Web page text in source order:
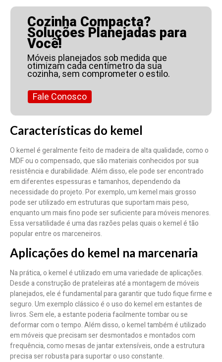
Cozinha Compacta?
Soluções Planejadas para
Você!
Móveis planejados sob medida que
otimizam cada centímetro da sua
cozinha, sem comprometer o estilo.
Fale Conosco
Características do kemel
O kemel é geralmente feito de madeira de alta qualidade, como o
MDF ou o compensado, que são materiais conhecidos por sua
resistência e durabilidade. Além disso, ele pode ser encontrado
em diferentes espessuras e tamanhos, dependendo da
necessidade do projeto. Por exemplo, um kemel mais grosso
pode ser utilizado em estruturas que suportam mais peso,
enquanto um mais fino pode ser suficiente para móveis menores.
Essa versatilidade é uma das razões pelas quais o kemel é tão
popular entre os marceneiros.
Aplicações do kemel na marcenaria
Na prática, o kemel é utilizado em uma variedade de aplicações.
Desde a construção de prateleiras até a montagem de móveis
planejados, ele é fundamental para garantir que tudo fique firme e
seguro. Um exemplo clássico é o uso do kemel em estantes de
livros. Sem ele, a estante poderia facilmente tombar ou se
deformar com o tempo. Além disso, o kemel também é utilizado
em móveis que precisam ser desmontados e montados com
frequência, como mesas de jantar extensíveis, onde a estrutura
precisa ser robusta para suportar o uso constante.